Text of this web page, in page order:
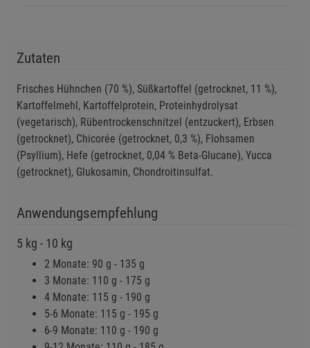
Zutaten
Frisches Hühnchen (70 %), Süßkartoffel (getrocknet, 11 %),
Kartoffelmehl, Kartoffelprotein, Proteinhydrolysat
(vegetarisch), Rübentrockenschnitzel (entzuckert), Erbsen
(getrocknet), Chicorée (getrocknet, 0,3 %), Flohsamen
(Psyllium), Hefe (getrocknet, 0,04 % Beta-Glucane), Yucca
(getrocknet), Glukosamin, Chondroitinsulfat.
Anwendungsempfehlung
5 kg - 10 kg
2 Monate: 90 g - 135 g
3 Monate: 110 g - 175 g
4 Monate: 115 g - 190 g
5-6 Monate: 115 g - 195 g
6-9 Monate: 110 g - 190 g
Beschreibung Notwendige Cookies
Cookie-Informationenanzeigen
Funktionale Cookies (1) Funktionale
Beschreibung Funktionale Cookies
Statistik Cookies (2)
Cookie-Informationen
Marketing Cookies (3)
Beschreibung Marketing Cookies